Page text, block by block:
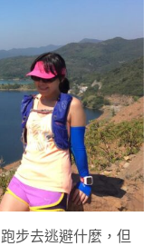
步去逃避什麼，但